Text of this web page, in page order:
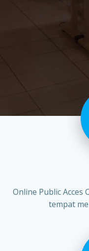
Online Public Acces
tempat